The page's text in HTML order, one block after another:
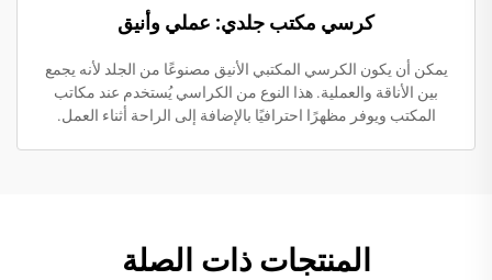
كرسي مكتب جلدي: عملي وأنيق
يمكن أن يكون الكرسي المكتبي الأنيق مصنوعًا من الجلد لأنه يجمع
بين الأناقة والعملية. هذا النوع من الكراسي يُستخدم عند مكاتب
المكتب ويوفر مظهرًا احترافيًا بالإضافة إلى الراحة أثناء العمل.
المنتجات ذات الصلة